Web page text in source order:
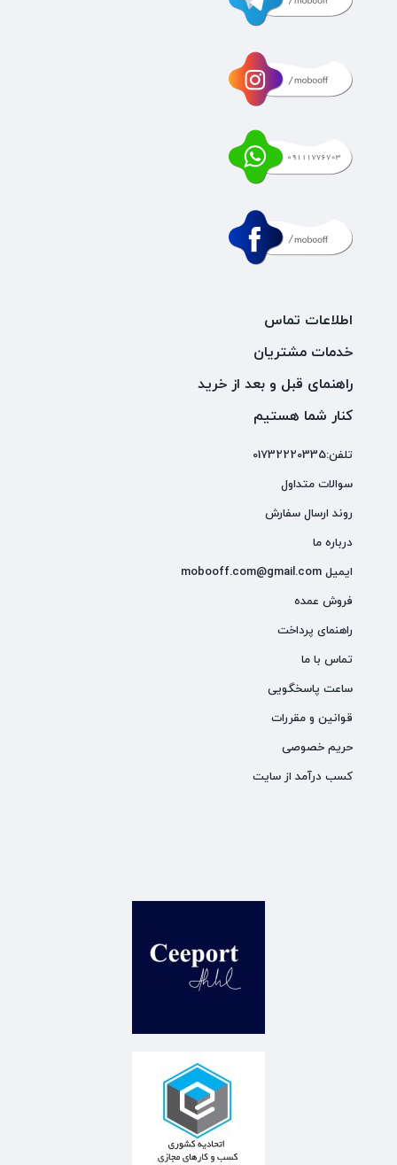
اطلاعات تماس
خدمات مشتریان
راهنمای قبل و بعد از خرید
کنار شما هستیم
تلفن:01732220335
سوالات متداول
روند ارسال سفارش
درباره ما
ایمیل mobooff.com@gmail.com
فروش عمده
راهنمای پرداخت
تماس با ما
ساعت پاسخگویی
قوانین و مقررات
حریم خصوصی
کسب درآمد از سایت